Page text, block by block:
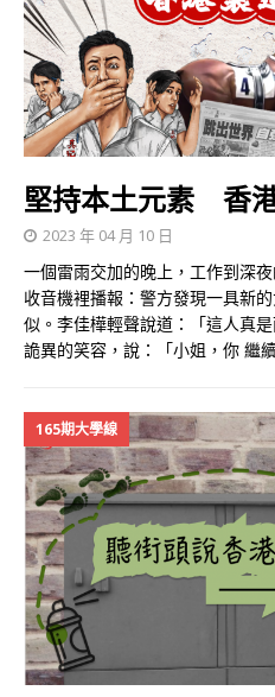
堅持本土元素 香
2023 年 04 月 10 日
一個雷雨交加的晚上，工作到深
收音機裡播報：警方發現一具新
似。李佳樺輕聲說道：「這人真
詭異的笑容，說：「小姐，你 繼
165期大學線